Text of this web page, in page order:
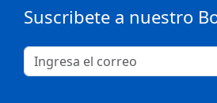
Suscribete a nuestro